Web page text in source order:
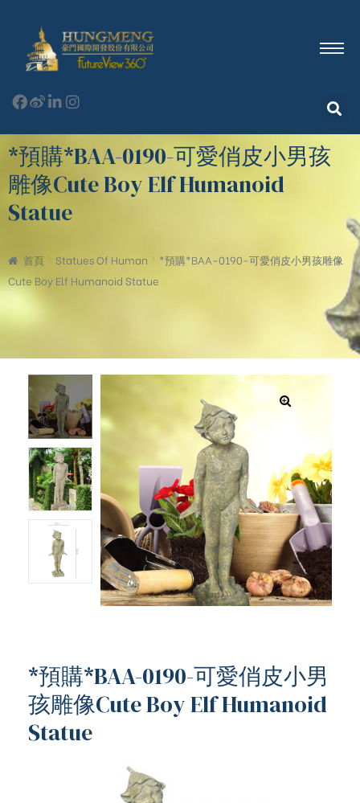
*預購*BAA-0190-可愛俏皮小男孩
雕像Cute Boy Elf Humanoid
Statue
首頁 Statues Of Human
*預購*BAA-0190-可愛俏皮小男孩雕像
Cute Boy Elf Humanoid Statue
*預購*BAA-0190-可愛俏皮小男
孩雕像Cute Boy Elf Humanoid
Statue
含日本